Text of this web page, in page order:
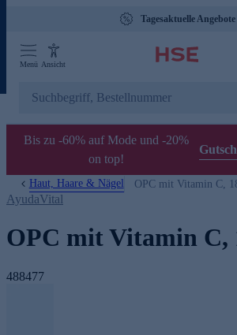
Tagesaktuelle Angebote
Menü Ansicht
Bis zu -60% auf Mode und -20%
on top!
Haut, Haare & Nägel OPC mit Vitamin C,
AyudaVital
OPC mit Vitamin C,
488477